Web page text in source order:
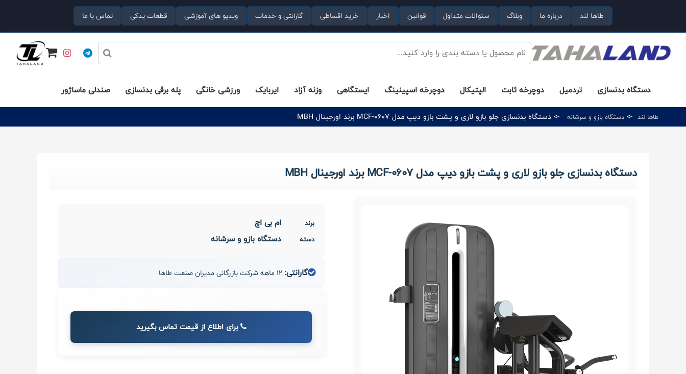
طاها لند درباره ما وبلاگ سئوالات متداول قوانین اخبار خرید اقساطی گارانتی و خدمات ویدیو های آموزشی قطعات یدکی تماس با ما
دستگاه بدنسازی تردمیل دوچرخه ثابت الپتیکال دوچرخه اسپینینگ ایستگاهی وزنه آزاد ایربایک ورزشی خانگی پله برقی بدنسازی صندلی ماساژور
طاها لند -> دستگاه بازو و سرشانه -> دستگاه بدنسازی جلو بازو لاری و پشت بازو دیپ مدل MCF-0607 برند اورجینال MBH
دستگاه بدنسازی جلو بازو لاری و پشت بازو دیپ مدل MCF-0607 برند اورجینال MBH
برند ام بی اچ
دسته دستگاه بازو و سرشانه
گارانتی:
برای اطلاع از قیمت تماس بگیرید